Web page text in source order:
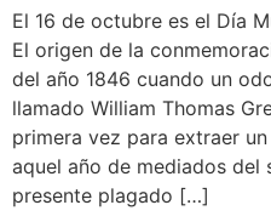
El 16 de octubre es el Día
El origen de la
del año 1846 cuando un
llamado William Thomas
primera vez para extraer
aquel año de mediados del
presente plagado […]